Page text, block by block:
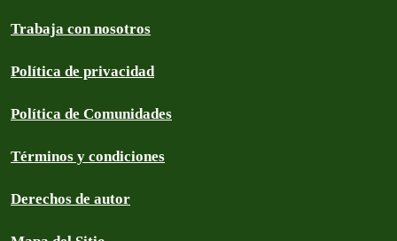
Trabaja con nosotros
Política de privacidad
Política de Comunidades
Términos y condiciones
Derechos de autor